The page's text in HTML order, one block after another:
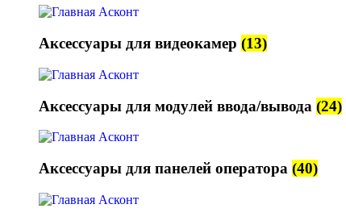
Аксессуары для видеокамер (13)
Аксессуары для модулей ввода/вывода (24)
Аксессуары для панелей оператора (40)